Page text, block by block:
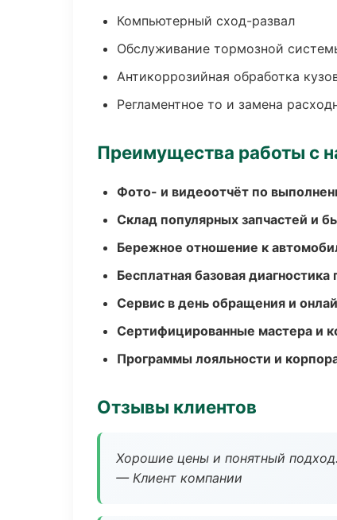
Компьютерный сход-развал
Обслуживание тормозной
Антикоррозийная обработка
Регламентное то и замена
Преимущества работы с
Фото- и видеоотчёт по
Склад популярных запчастей и
Бережное отношение к
Бесплатная базовая
Сервис в день обращения и
Сертифицированные мастера и
Программы лояльности и
Отзывы клиентов
Хорошие цены и понятный
— Клиент компании